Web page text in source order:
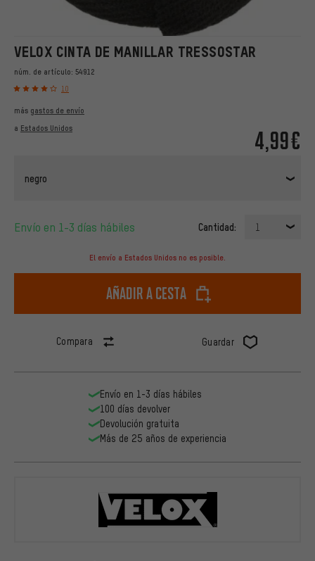
VELOX CINTA DE MANILLAR TRESSOSTAR
núm. de artículo: 54912
10
4,99€
más gastos de envío
a Estados Unidos
negro
Envío en 1-3 días hábiles Cantidad: 1
El envío a Estados Unidos no es posible.
Añadir a cesta
Compara Guardar
Envío en 1-3 días hábiles
100 días devolver
Devolución gratuita
Más de 25 años de experiencia